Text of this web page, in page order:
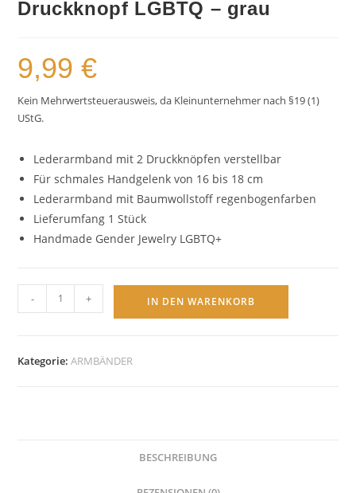
Druckknopf LGBTQ – grau
9,99€
Kein Mehrwertsteuerausweis, da Kleinunternehmer nach §19 (1)
UStG.
Lederarmband mit 2 Druckknöpfen verstellbar
Für schmales Handgelenk von 16 bis 18 cm
Lederarmband mit Baumwollstoff regenbogenfarben
Lieferumfang 1 Stück
Handmade Gender Jewelry LGBTQ+
Rainbow
Leder
- + IN DEN WARENKORB
Kategorie:ARMBÄNDER
BESCHREIBUNG